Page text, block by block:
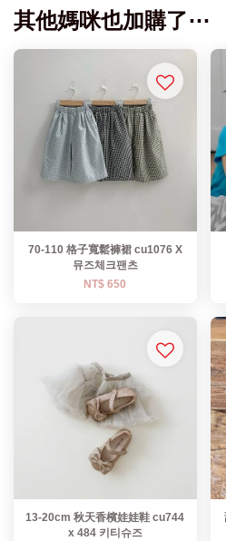
其他媽咪也加購了⋯
70-110 格子寬鬆褲裙 cu1076 X
뮤즈체크팬츠
NT$ 650
13-20cm 秋天香檳娃娃鞋 cu744
x 484 키티슈즈